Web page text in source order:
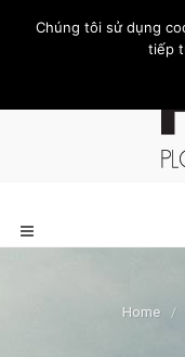
Trang chủ Giới thiệu
Home /
Chúng tôi sử dụng
tiếp